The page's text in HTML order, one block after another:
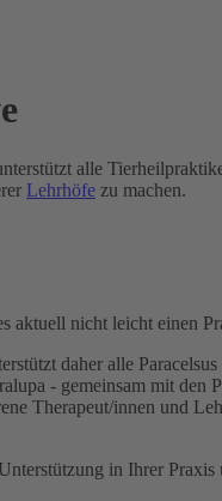
alle
Lehrhöfe zu machen.
aktuell nicht leicht einen
daher alle
- gemeinsam mit den
Therapeut/innen und
in Ihrer